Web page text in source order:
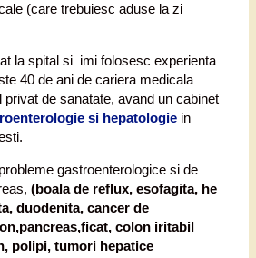
(care trebuiesc aduse la zi
la spital si imi folosesc experienta
40 de ani de cariera medicala
privat de sanatate, avand un cabinet
si hepatologie in
gastroenterologice si de
(boala de reflux, esofagita, he
duodenita, cancer de
colon iritabil
polipi, tumori hepatice